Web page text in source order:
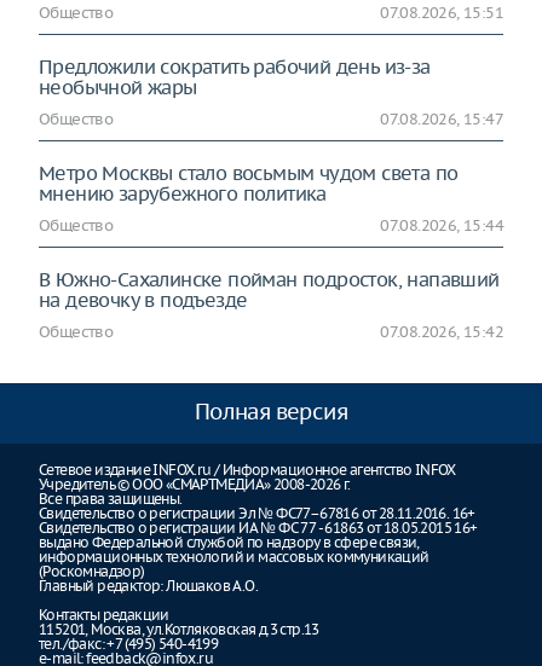
Общество 07.08.2026, 15:51
Предложили сократить рабочий день из-за
необычной жары
Общество 07.08.2026, 15:47
Метро Москвы стало восьмым чудом света по
мнению зарубежного политика
Общество 07.08.2026, 15:44
В Южно-Сахалинске пойман подросток, напавший
на девочку в подъезде
Общество 07.08.2026, 15:42
Полная версия
Сетевое издание INFOX.ru / Информационное агентство INFOX
Учредитель © ООО «СМАРТМЕДИА» 2008-2026 г.
Все права защищены.
Свидетельство о регистрации Эл № ФС77–67816 от 28.11.2016. 16+
Свидетельство о регистрации ИА № ФС 77 - 61863 от 18.05.2015 16+
выдано Федеральной службой по надзору в сфере связи,
информационных технологий и массовых коммуникаций
(Роскомнадзор)
Главный редактор: Люшаков А.О.
Контакты редакции
115201, Москва, ул.Котляковская д.3 стр.13
тел./факс: +7 (495) 540-4199
e-mail:feedback@infox.ru